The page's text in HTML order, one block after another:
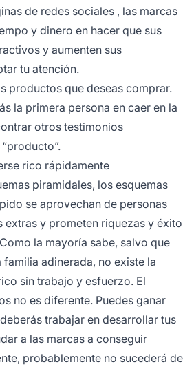
de redes sociales , las marcas
y dinero en hacer que sus
y aumenten sus
tu atención.
productos que deseas comprar.
la primera persona en caer en la
otros testimonios
rico rápidamente
piramidales, los esquemas
se aprovechan de personas
extras y prometen riquezas y éxito
la mayoría sabe, salvo que
familia adinerada, no existe la
sin trabajo y esfuerzo. El
no es diferente. Puedes ganar
trabajar en desarrollar tus
a las marcas a conseguir
probablemente no sucederá de